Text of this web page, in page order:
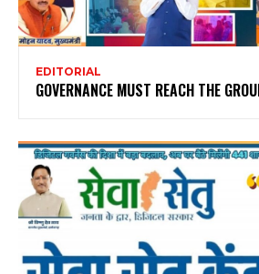
EDITORIAL
GOVERNANCE MUST REACH THE